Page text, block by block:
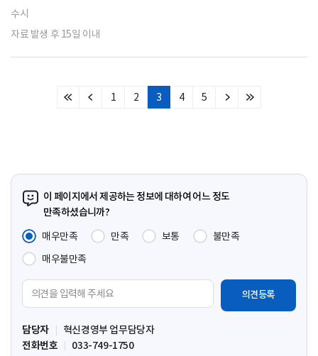
수시
자료 발생 후 15일 이내
처
이
1 2 3 4 5
다
마
이 페이지에서 제공하는 정보에 대하여 어느 정도
만족하셨습니까?
매우만족
만족 보통
불만족
매우불만족
견
입
력
담당자
혁신경영부 업무담당자
전화번호
033-749-1750